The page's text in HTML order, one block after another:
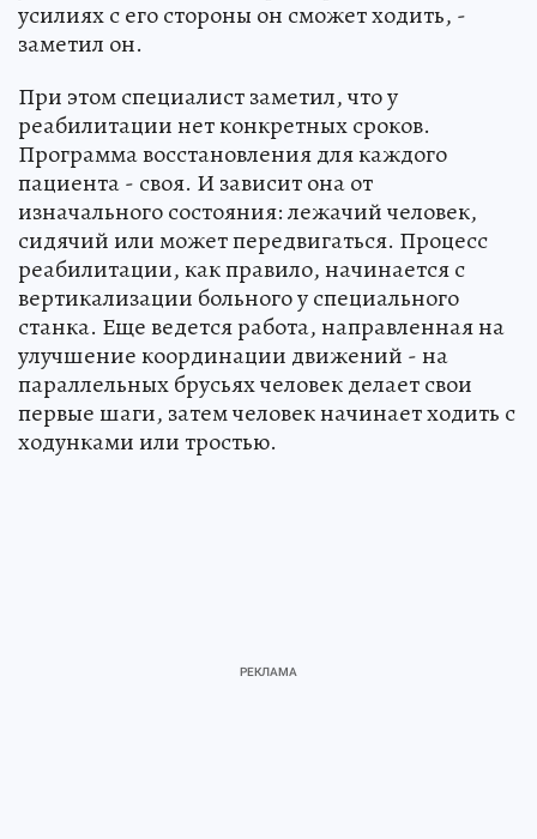
усилиях с его стороны он сможет ходить, -
заметил он.
При этом специалист заметил, что у
реабилитации нет конкретных сроков.
Программа восстановления для каждого
пациента - своя. И зависит она от
изначального состояния: лежачий человек,
сидячий или может передвигаться. Процесс
реабилитации, как правило, начинается с
вертикализации больного у специального
станка. Еще ведется работа, направленная на
улучшение координации движений - на
параллельных брусьях человек делает свои
первые шаги, затем человек начинает ходить с
ходунками или тростью.